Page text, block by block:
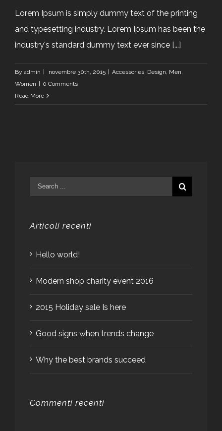
Lorem Ipsum is simply dummy text of the printing
and typesetting industry. Lorem Ipsum has been the
industry's standard dummy text ever since [...]
By admin novembre 30th, 2015 Accessories, Design, Men,
Women
0 Comments
Read More
Articoli recenti
Hello world!
Modern shop charity event 2016
2015 Holiday sale Is here
Good signs when trends change
Why the best brands succeed
Commenti recenti